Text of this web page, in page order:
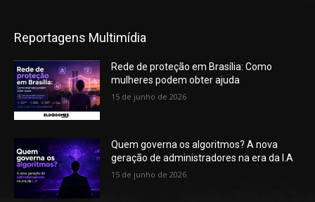
Reportagens Multimídia
Rede de proteção em Brasília: Como
mulheres podem obter ajuda
15 de junho de 2026
Quem governa os algoritmos? A nova
geração de administradores na era da I.A
15 de junho de 2026